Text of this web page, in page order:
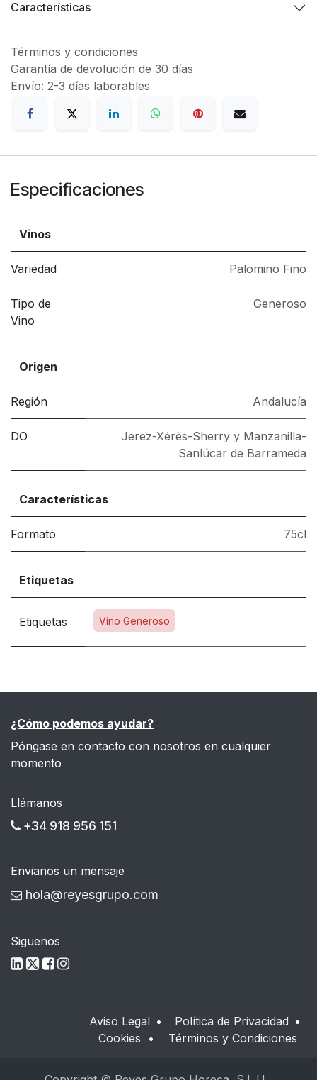
Características
Términos y condiciones
Garantía de devolución de 30 días
Envío: 2-3 días laborables
Especificaciones
Vinos
Variedad Palomino Fino
Tipo de
Vino
Generoso
Origen
Región Andalucía
DO
Jerez-Xérès-Sherry y Manzanilla-
Sanlúcar de Barrameda
Características
Formato 75cl
Etiquetas
Etiquetas Vino Generoso
¿Cómo podemos ayudar?
Póngase en contacto con nosotros en cualquier
momento
Llámanos
+34 918 956 151
Envianos un mensaje
hola@reyesgrupo.com
Siguenos
Aviso Legal • Política de Privacidad •
Cookies • Términos y Condiciones